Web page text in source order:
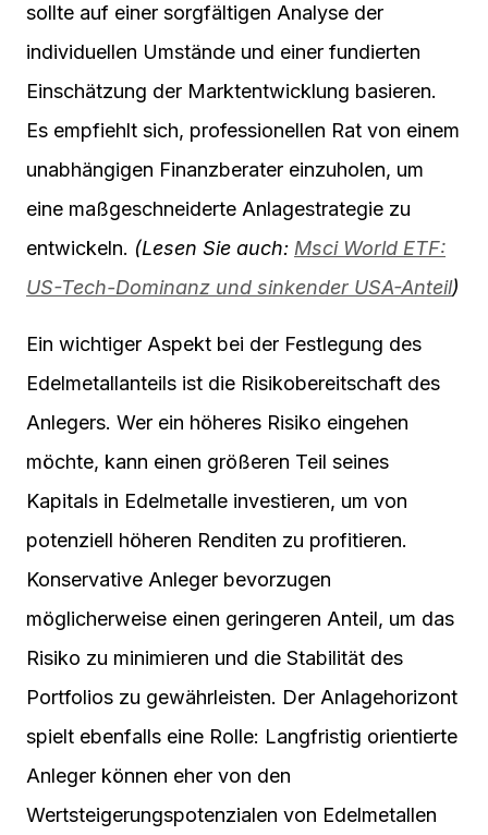
sollte auf einer sorgfältigen Analyse der
individuellen Umstände und einer fundierten
Einschätzung der Marktentwicklung basieren.
Es empfiehlt sich, professionellen Rat von einem
unabhängigen Finanzberater einzuholen, um
eine maßgeschneiderte Anlagestrategie zu
entwickeln. (Lesen Sie auch: Msci World ETF:
US-Tech-Dominanz und sinkender USA-Anteil)
Ein wichtiger Aspekt bei der Festlegung des
Edelmetallanteils ist die Risikobereitschaft des
Anlegers. Wer ein höheres Risiko eingehen
möchte, kann einen größeren Teil seines
Kapitals in Edelmetalle investieren, um von
potenziell höheren Renditen zu profitieren.
Konservative Anleger bevorzugen
möglicherweise einen geringeren Anteil, um das
Risiko zu minimieren und die Stabilität des
Portfolios zu gewährleisten. Der Anlagehorizont
spielt ebenfalls eine Rolle: Langfristig orientierte
Anleger können eher von den
Wertsteigerungspotenzialen von Edelmetallen